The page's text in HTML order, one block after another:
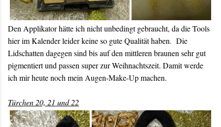
Den Applikator hätte ich nicht unbedingt gebraucht, da die Tools
hier im Kalender leider keine so gute Qualität haben. Die
Lidschatten dagegen sind bis auf den mittleren braunen sehr gut
pigmentiert und passen super zur Weihnachtszeit. Damit werde
ich mir heute noch mein Augen-Make-Up machen.
Türchen 20, 21 und 22